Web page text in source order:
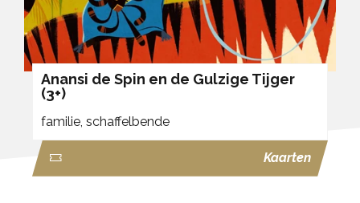
Anansi de Spin en de Gulzige Tijger
(3+)
familie, schaffelbende
Kaarten